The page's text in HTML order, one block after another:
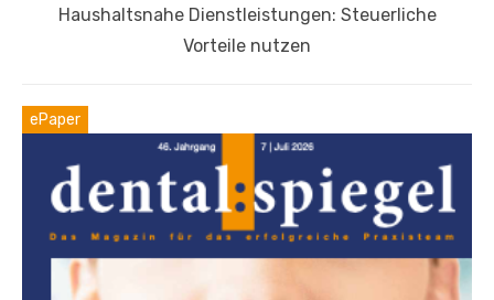
Nächster
Haushaltsnahe Dienstleistungen: Steuerliche
Vorteile nutzen
ePaper